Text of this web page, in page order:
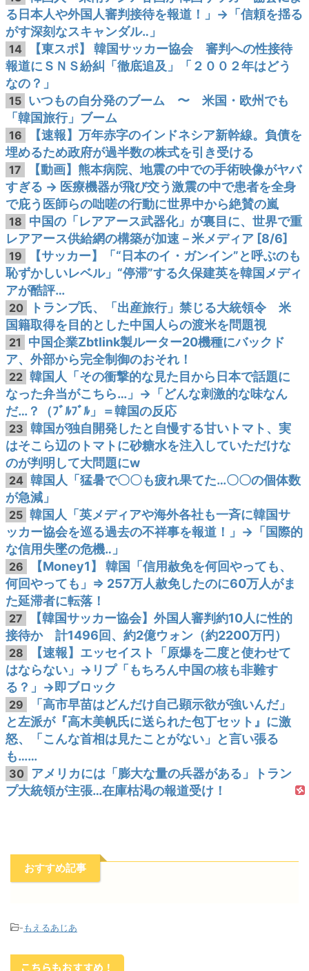
る日本人や外国人審判接待を報道！」→「信頼を揺る
がす深刻なスキャンダル‥」
14
【東スポ】 韓国サッカー協会 審判への性接待
報道にＳＮＳ紛糾「徹底追及」「２００２年はどう
なの？」
15 いつもの自分発のブーム 〜 米国・欧州でも
「韓国旅行」ブーム
16
【速報】万年赤字のインドネシア新幹線。負債を
埋めるため政府が過半数の株式を引き受ける
17
【動画】熊本病院、地震の中での手術映像がヤバ
すぎる → 医療機器が飛び交う激震の中で患者を全身
で庇う医師らの咄嗟の行動に世界中から絶賛の嵐
18 中国の「レアアース武器化」が裏目に、世界で重
レアアース供給網の構築が加速－米メディア [8/6]
19
【サッカー】「“日本のイ・ガンイン”と呼ぶのも
恥ずかしいレベル」“停滞”する久保建英を韓国メディ
アが酷評…
20
トランプ氏、「出産旅行」禁じる大統領令 米
国籍取得を目的とした中国人らの渡米を問題視
21
中国企業Zbtlink製ルーター20機種にバックド
ア、外部から完全制御のおそれ！
22 韓国人「その衝撃的な見た目から日本で話題に
なった弁当がこちら…」→「どんな刺激的な味なん
だ…？（ﾌﾞﾙﾌﾞﾙ」＝韓国の反応
23 韓国が独自開発したと自慢する甘いトマト、実
はそこら辺のトマトに砂糖水を注入していただけな
のが判明して大問題にw
24 韓国人「猛暑で〇〇も疲れ果てた…〇〇の個体数
が急減」
25 韓国人「英メディアや海外各社も一斉に韓国サ
ッカー協会を巡る過去の不祥事を報道！」→「国際的
な信用失墜の危機‥」
26
【Money1】 韓国「信用赦免を何回やっても、
何回やっても」⇒ 257万人赦免したのに60万人がま
た延滞者に転落！
27
【韓国サッカー協会】外国人審判約10人に性的
接待か 計1496回、約2億ウォン（約2200万円）
28
【速報】エッセイスト「原爆を二度と使わせて
はならない」→リプ「もちろん中国の核も非難す
る？」→即ブロック
29
「高市早苗はどんだけ自己顕示欲が強いんだ」
と左派が『高木美帆氏に送られた包丁セット』に激
怒、「こんな首相は見たことがない」と言い張る
も……
30 アメリカには「膨大な量の兵器がある」トラン
プ大統領が主張…在庫枯渇の報道受け！
おすすめ記事
-もえるあじあ
こちらもおすすめ！